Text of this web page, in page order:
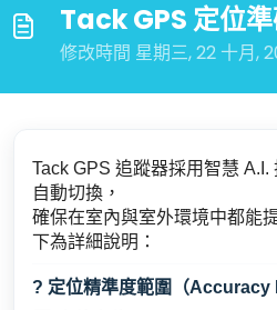
Tack GPS 定位
修改時間 星期三, 22 十月,
Tack GPS 追蹤器採用智慧 A.I.
自動切換，
確保在室內與室外環境中都能
下為詳細說明：
? 定位精準度範圍（Accuracy